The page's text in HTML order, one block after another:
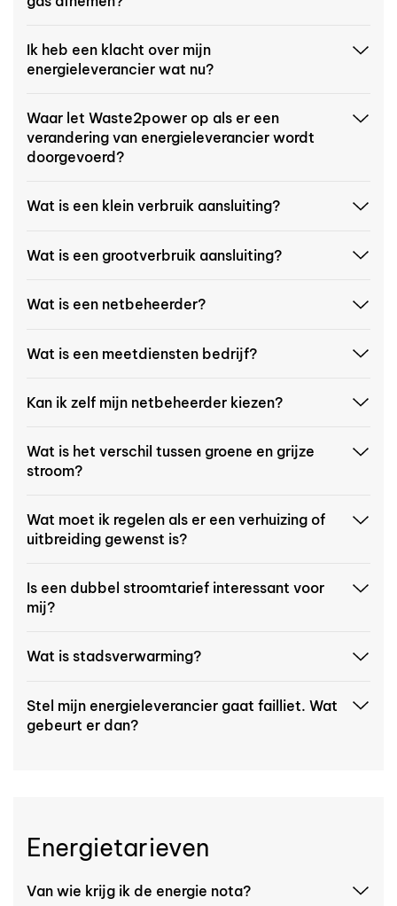
Ik heb een klacht over mijn
energieleverancier wat nu?
Waar let Waste2power op als er een
verandering van energieleverancier wordt
doorgevoerd?
Wat is een klein verbruik aansluiting?
Wat is een grootverbruik aansluiting?
Wat is een netbeheerder?
Wat is een meetdiensten bedrijf?
Kan ik zelf mijn netbeheerder kiezen?
Wat is het verschil tussen groene en grijze
stroom?
Wat moet ik regelen als er een verhuizing of
uitbreiding gewenst is?
Is een dubbel stroomtarief interessant voor
mij?
Wat is stadsverwarming?
Stel mijn energieleverancier gaat failliet. Wat
gebeurt er dan?
Energietarieven
Van wie krijg ik de energie nota?